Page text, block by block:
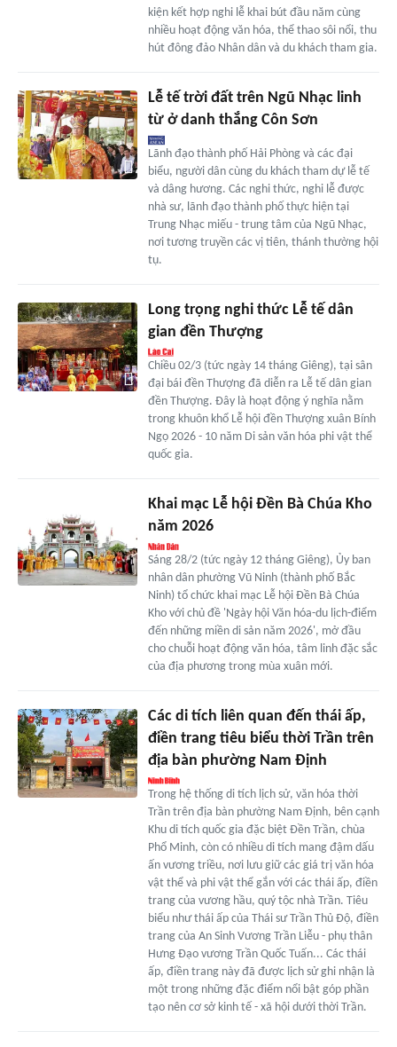
kiện kết hợp nghi lễ khai bút đầu năm cùng
nhiều hoạt động văn hóa, thể thao sôi nổi, thu
hút đông đảo Nhân dân và du khách tham gia.
Lễ tế trời đất trên Ngũ Nhạc linh
từ ở danh thắng Côn Sơn
Lãnh đạo thành phố Hải Phòng và các đại
biểu, người dân cùng du khách tham dự lễ tế
và dâng hương. Các nghi thức, nghi lễ được
nhà sư, lãnh đạo thành phố thực hiện tại
Trung Nhạc miếu - trung tâm của Ngũ Nhạc,
nơi tương truyền các vị tiên, thánh thường hội
tụ.
Long trọng nghi thức Lễ tế dân
gian đền Thượng
Chiều 02/3 (tức ngày 14 tháng Giêng), tại sân
đại bái đền Thượng đã diễn ra Lễ tế dân gian
đền Thượng. Đây là hoạt động ý nghĩa nằm
trong khuôn khổ Lễ hội đền Thượng xuân Bính
Ngọ 2026 - 10 năm Di sản văn hóa phi vật thể
quốc gia.
Khai mạc Lễ hội Đền Bà Chúa Kho
năm 2026
Sáng 28/2 (tức ngày 12 tháng Giêng), Ủy ban
nhân dân phường Vũ Ninh (thành phố Bắc
Ninh) tổ chức khai mạc Lễ hội Đền Bà Chúa
Kho với chủ đề 'Ngày hội Văn hóa-du lịch-điểm
đến những miền di sản năm 2026', mở đầu
cho chuỗi hoạt động văn hóa, tâm linh đặc sắc
của địa phương trong mùa xuân mới.
Các di tích liên quan đến thái ấp,
điền trang tiêu biểu thời Trần trên
địa bàn phường Nam Định
Trong hệ thống di tích lịch sử, văn hóa thời
Trần trên địa bàn phường Nam Định, bên cạnh
Khu di tích quốc gia đặc biệt Đền Trần, chùa
Phổ Minh, còn có nhiều di tích mang đậm dấu
ấn vương triều, nơi lưu giữ các giá trị văn hóa
vật thể và phi vật thể gắn với các thái ấp, điền
trang của vương hầu, quý tộc nhà Trần. Tiêu
biểu như thái ấp của Thái sư Trần Thủ Độ, điền
trang của An Sinh Vương Trần Liễu - phụ thân
Hưng Đạo vương Trần Quốc Tuấn... Các thái
ấp, điền trang này đã được lịch sử ghi nhận là
một trong những đặc điểm nổi bật góp phần
tạo nên cơ sở kinh tế - xã hội dưới thời Trần.